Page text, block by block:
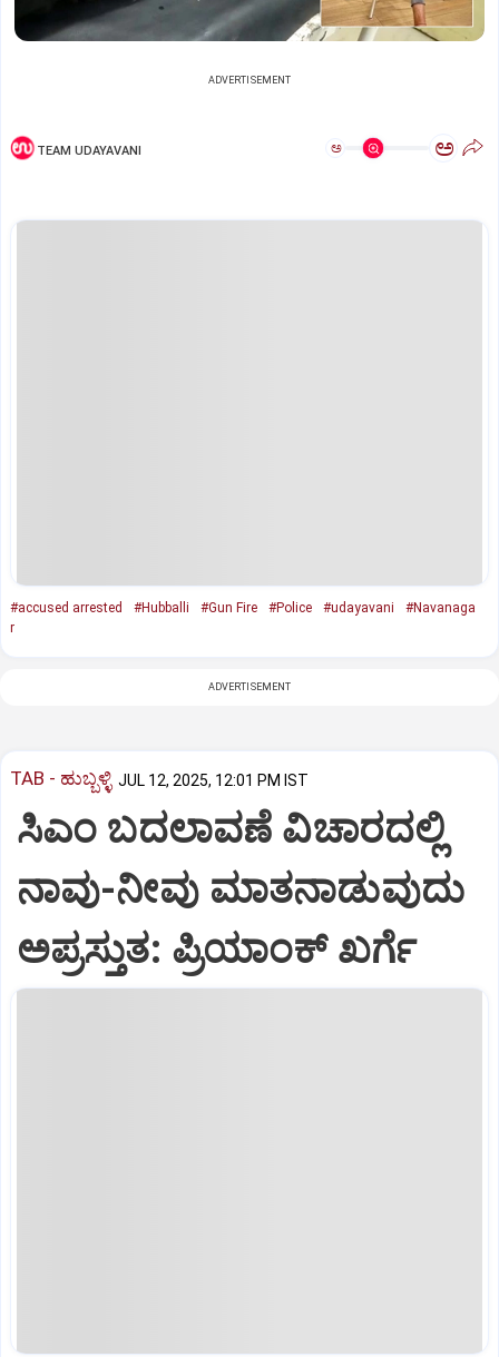
ADVERTISEMENT
TEAM UDAYAVANI ಅ ಅ
#accused arrested #Hubballi #Gun Fire #Police #udayavani
#Navanaga
r
ADVERTISEMENT
TAB - ಹುಬ್ಬಳ್ಳಿ JUL 12, 2025, 12:01 PM IST
ಸಿಎಂ ಬದಲಾವಣೆ ವಿಚಾರದಲ್ಲಿ
ನಾವು-ನೀವು ಮಾತನಾಡುವುದು
ಅಪ್ರಸ್ತುತ: ಪ್ರಿಯಾಂಕ್ ಖರ್ಗೆ